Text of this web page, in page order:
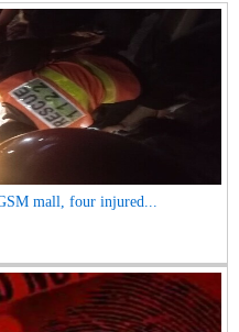
mall, four injured...